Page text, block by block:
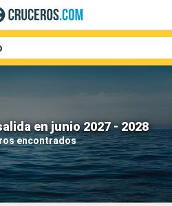
en junio 2027 - 2028
encontrados
Compañías